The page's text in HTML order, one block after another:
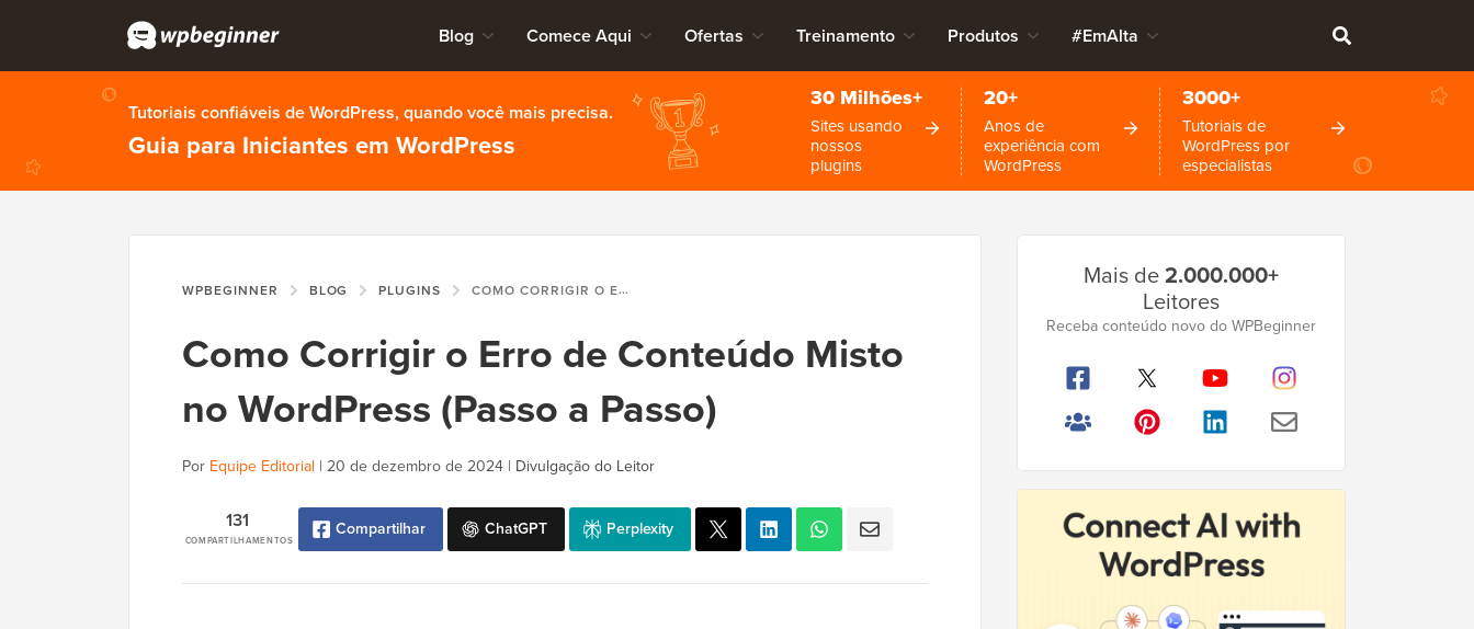
Blog Comece Aqui Ofertas Treinamento Produtos #EmAlta
Tutoriais confiáveis de WordPress, quando você mais precisa.
Guia para Iniciantes em WordPress
30 Milhões+
Sites usando
nossos
plugins
20+
Anos de
experiência com
WordPress
3000+
Tutoriais de
WordPress por
especialistas
WPBEGINNER BLOG PLUGINS COMO CORRIGIR O ERRO DE CONTEÚDO MISTO NO WORDPRESS (PASSO A PASSO)
Como Corrigir o Erro de Conteúdo Misto
no WordPress (Passo a Passo)
Por Equipe Editorial | 20 de dezembro de 2024 | Divulgação do Leitor
COMPARTILHAMENTOS
131 Compartilhar ChatGPT Perplexity
Lateral
Principal
Mais de2.000.000+
Leitores
Receba conteúdo novo do WPBeginner